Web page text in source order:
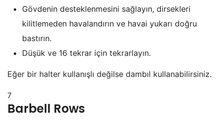
Gövdenin desteklenmesini sağlayın, dirsekleri
kilitlemeden havalandırın ve havai yukarı doğru
bastırın.
Düşük ve 16 tekrar için tekrarlayın.
Eğer bir halter kullanışlı değilse dambıl kullanabilirsiniz.
7
Barbell Rows